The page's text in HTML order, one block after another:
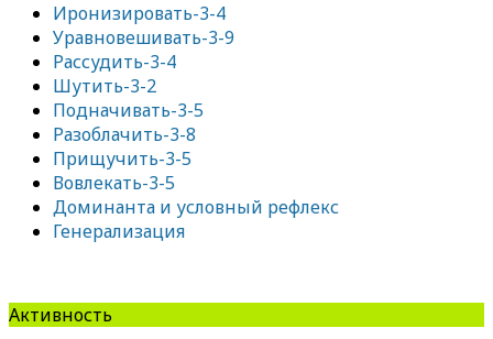
Иронизировать-3-4
Уравновешивать-3-9
Рассудить-3-4
Шутить-3-2
Подначивать-3-5
Разоблачить-3-8
Прищучить-3-5
Вовлекать-3-5
Доминанта и условный рефлекс
Генерализация
Активность